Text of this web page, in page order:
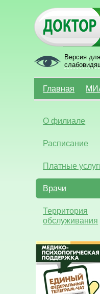
Версия для
Главная
О филиале
Расписание
Платные
Врачи
Территория
обслуживания